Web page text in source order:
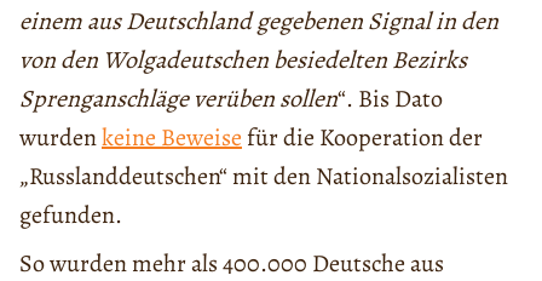
einem aus Deutschland gegebenen Signal in den
von den Wolgadeutschen besiedelten Bezirks
Sprenganschläge verüben sollen“. Bis Dato
wurdenkeine Beweisefür die Kooperation der
„Russlanddeutschen“ mit den Nationalsozialisten
gefunden.
So wurden mehr als 400.000 Deutsche aus